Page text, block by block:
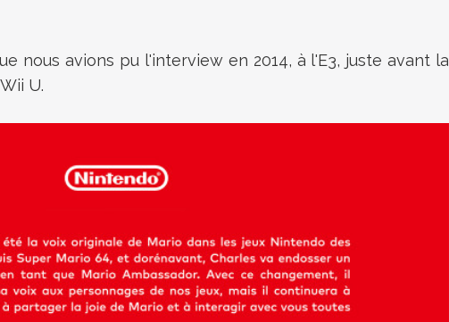
nous avions pu l'interview en 2014, à l'E3, juste avant la
U.